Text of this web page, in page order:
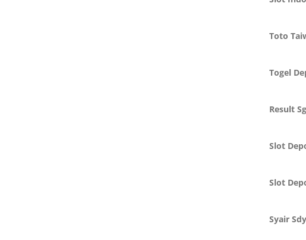
Toto
Togel
Result
Slot
Slot
Syair Sdy